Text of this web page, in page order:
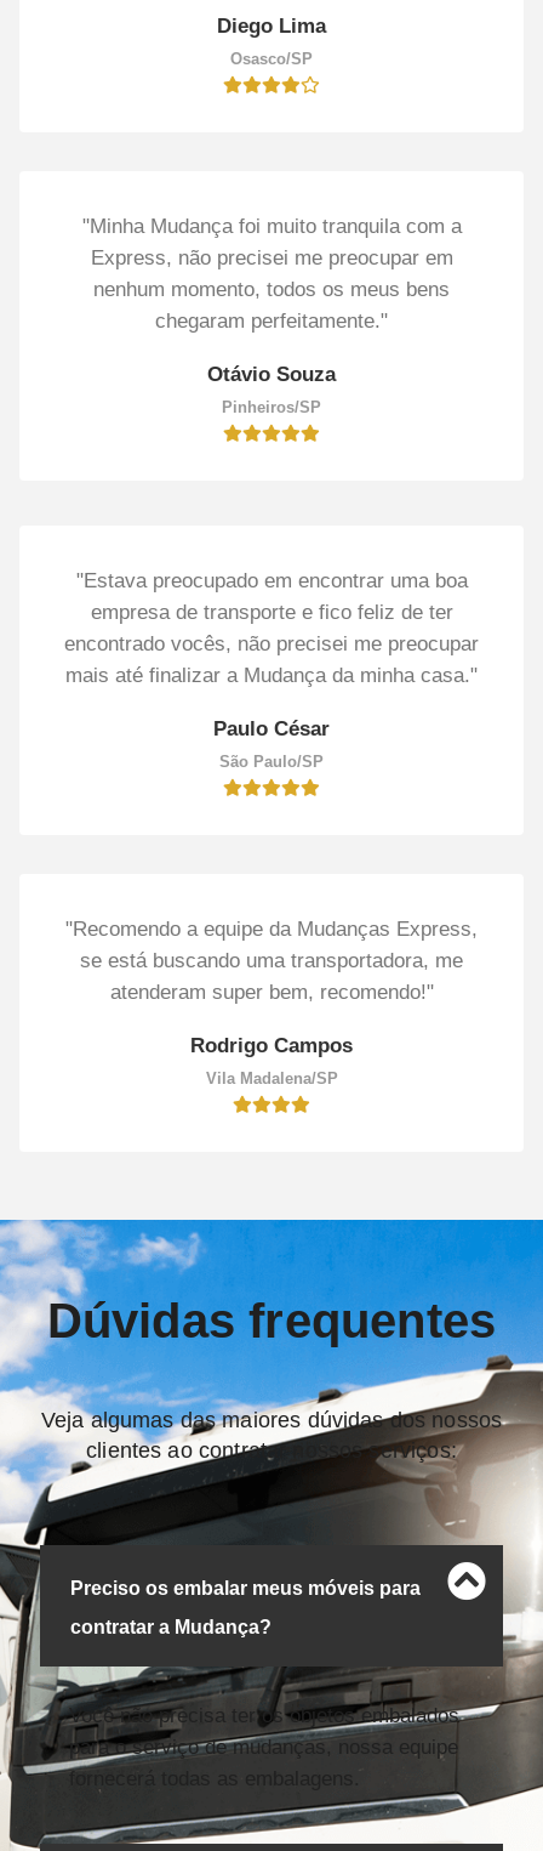
Diego Lima
Osasco/SP
"Minha Mudança foi muito tranquila com a
Express, não precisei me preocupar em
nenhum momento, todos os meus bens
chegaram perfeitamente."
Otávio Souza
Pinheiros/SP
"Estava preocupado em encontrar uma boa
empresa de transporte e fico feliz de ter
encontrado vocês, não precisei me preocupar
mais até finalizar a Mudança da minha casa."
Paulo César
São Paulo/SP
"Recomendo a equipe da Mudanças Express,
se está buscando uma transportadora, me
atenderam super bem, recomendo!"
Rodrigo Campos
Vila Madalena/SP
Dúvidas frequentes
Veja algumas das maiores dúvidas dos nossos
clientes ao contratar nossos serviços:
Preciso os embalar meus móveis para
contratar a Mudança?
Você não precisa ter os objetos embalados
para o serviço de mudanças, nossa equipe
fornecerá todas as embalagens.